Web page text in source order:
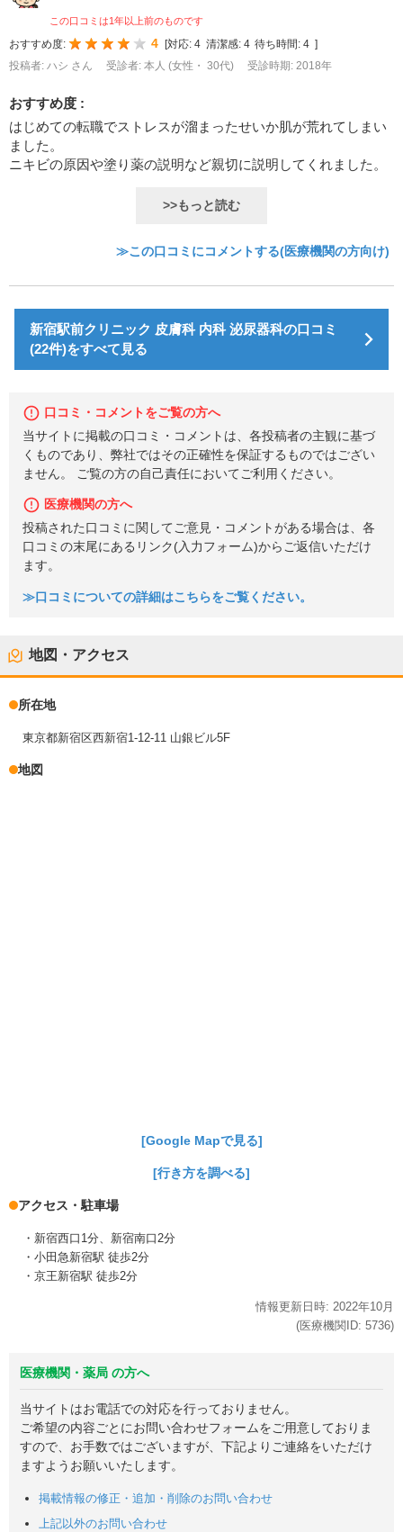
この口コミは1年以上前のものです
おすすめ度: 4 [対応: 4 清潔感: 4 待ち時間: 4 ]
投稿者: ハシ さん
受診者: 本人 (女性・ 30代) 受診時期: 2018年
おすすめ度 :
はじめての転職でストレスが溜まったせいか肌が荒れてしまい
ました。
ニキビの原因や塗り薬の説明など親切に説明してくれました。
>>もっと読む
≫この口コミにコメントする(医療機関の方向け)
新宿駅前クリニック 皮膚科 内科 泌尿器科の口コミ
(22件)をすべて見る
口コミ・コメントをご覧の方へ
当サイトに掲載の口コミ・コメントは、各投稿者の主観に基づ
くものであり、弊社ではその正確性を保証するものではござい
ません。 ご覧の方の自己責任においてご利用ください。
医療機関の方へ
投稿された口コミに関してご意見・コメントがある場合は、各
口コミの末尾にあるリンク(入力フォーム)からご返信いただけ
ます。
≫口コミについての詳細はこちらをご覧ください。
地図・アクセス
所在地
東京都新宿区西新宿1-12-11 山銀ビル5F
地図
[Google Mapで見る]
[行き方を調べる]
アクセス・駐車場
・新宿西口1分、新宿南口2分
・小田急新宿駅 徒歩2分
・京王新宿駅 徒歩2分
情報更新日時: 2022年10月
(医療機関ID: 5736)
医療機関・薬局 の方へ
当サイトはお電話での対応を行っておりません。
ご希望の内容ごとにお問い合わせフォームをご用意しておりま
すので、お手数ではございますが、下記よりご連絡をいただけ
ますようお願いいたします。
掲載情報の修正・追加・削除のお問い合わせ
上記以外のお問い合わせ